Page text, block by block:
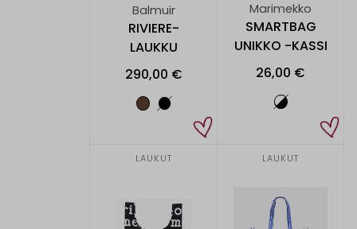
Balmuir
RIVIERE-
LAUKKU
290,00 €
Marimekko
SMARTBAG
UNIKKO -KASSI
26,00 €
LAUKUT LAUKUT